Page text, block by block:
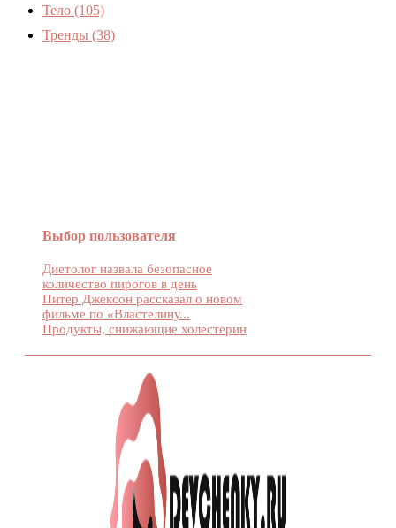
Тело (105)
Тренды (38)
Выбор пользователя
Диетолог назвала безопасное
количество пирогов в день
Питер Джексон рассказал о новом
фильме по «Властелину...
Продукты, снижающие холестерин